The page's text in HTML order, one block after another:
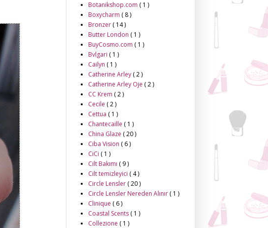
Botanikshop.com ( 1 )
Boxycharm ( 8 )
Bronzer ( 14 )
Butter London ( 1 )
BuyCosmo.com ( 1 )
Bvlgari ( 1 )
Cailyn ( 1 )
Catherine Arley ( 2 )
Catherine Arley Oje ( 2 )
CC Krem ( 2 )
Cecile ( 2 )
Cettua ( 1 )
Chantecaille ( 1 )
China Glaze ( 20 )
Ciba Vision ( 6 )
CiCi ( 1 )
Cilt Bakımı ( 9 )
Cilt temizleyici ( 4 )
Circle Lensler ( 20 )
Circle Lensler Nereden Alınır ( 1 )
Clinique ( 6 )
Coastal Scents ( 1 )
Collezione ( 1 )